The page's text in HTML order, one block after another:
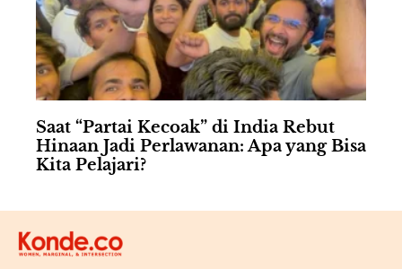
Saat “Partai Kecoak” di India Rebut
Hinaan Jadi Perlawanan: Apa yang Bisa
Kita Pelajari?